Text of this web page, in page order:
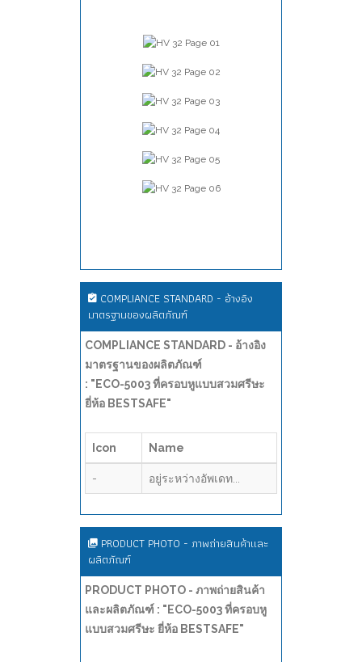
COMPLIANCE STANDARD - อ้างอิง
มาตรฐานของผลิตภัณฑ์
COMPLIANCE STANDARD - อ้างอิง
มาตรฐานของผลิตภัณฑ์
: "ECO-5003 ที่ครอบหูแบบสวมศรีษะ
ยี่ห้อ BESTSAFE"
Icon Name
- อยู่ระหว่างอัพเดท...
PRODUCT PHOTO - ภาพถ่ายสินค้าและ
ผลิตภัณฑ์
PRODUCT PHOTO - ภาพถ่ายสินค้า
และผลิตภัณฑ์ : "ECO-5003 ที่ครอบหู
แบบสวมศรีษะ ยี่ห้อ BESTSAFE"